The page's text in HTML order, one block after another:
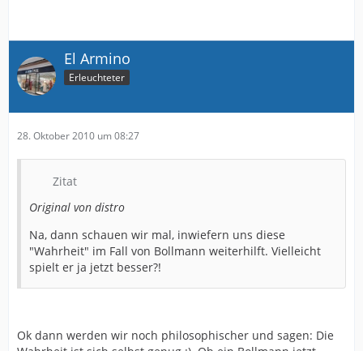
El Armino
Erleuchteter
28. Oktober 2010 um 08:27
Zitat
Original von distro
Na, dann schauen wir mal, inwiefern uns diese
"Wahrheit" im Fall von Bollmann weiterhilft. Vielleicht
spielt er ja jetzt besser?!
Ok dann werden wir noch philosophischer und sagen: Die